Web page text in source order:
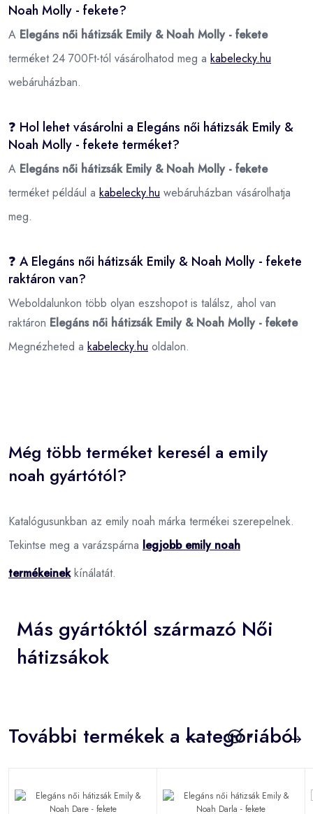
Noah Molly - fekete?
A Elegáns női hátizsák Emily & Noah Molly - fekete
terméket 24 700Ft-tól vásárolhatod meg a kabelecky.hu
webáruházban.
❓ Hol lehet vásárolni a Elegáns női hátizsák Emily &
Noah Molly - fekete terméket?
A Elegáns női hátizsák Emily & Noah Molly - fekete
terméket például a kabelecky.hu webáruházban vásárolhatja
meg.
❓ A Elegáns női hátizsák Emily & Noah Molly - fekete
raktáron van?
Weboldalunkon több olyan eszshopot is találsz, ahol van
raktáron Elegáns női hátizsák Emily & Noah Molly - fekete
Megnézheted a kabelecky.hu oldalon.
Még több terméket keresél a emily
noah gyártótól?
Katalógusunkban az emily noah márka termékei szerepelnek.
Tekintse meg a varázspárna legjobb emily noah
termékeinekkínálatát.
Más gyártóktól származó Női
hátizsákok
További termékek a kategóriából